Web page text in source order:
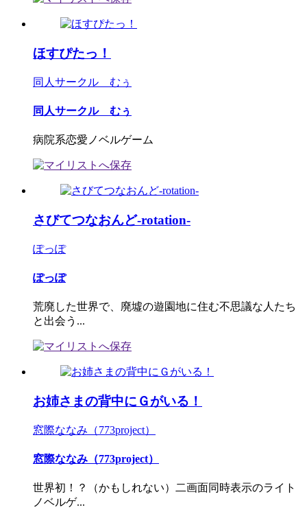
ほすぴたっ！
同人サークル むぅ
同人サークル むぅ
病院系恋愛ノベルゲーム
さびてつなおんど-rotation-
ぽっぽ
ぽっぽ
荒廃した世界で、廃墟の遊園地に住む不思議な人たち
と出会う...
お姉さまの背中にＧがいる！
窓際ななみ（773project）
窓際ななみ（773project）
世界初！？（かもしれない）二画面同時表示のライト
ノベルゲ...